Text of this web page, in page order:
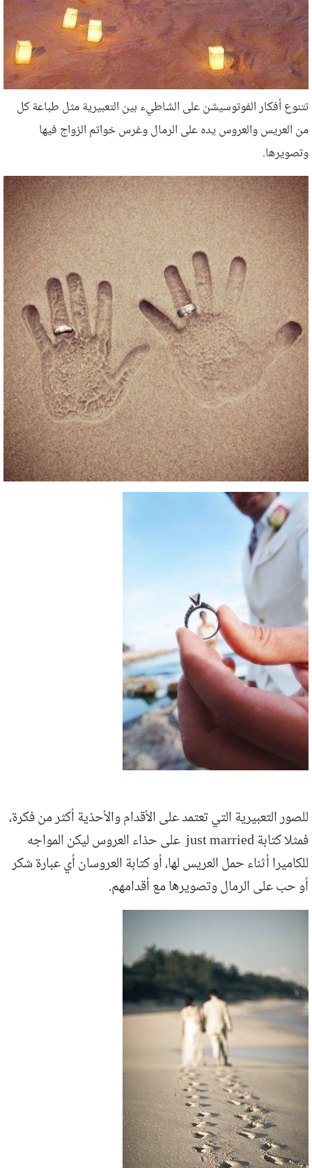
تتنوع أفكار الفوتوسيشن على الشاطيء بين التعبيرية مثل طباعة كل
من العريس والعروس يده على الرمال وغرس خواتم الزواج فيها
وتصويرها.
hands-500.jpg
للصور التعبيرية التي تعتمد على الأقدام والأحذية أكثر من فكرة،
فمثلا كتابة just married على حذاء العروس ليكن المواجه
للكاميرا أثناء حمل العريس لها، أو كتابة العروسان أي عبارة شكر
أو حب على الرمال وتصويرها مع أقدامهم.
footsteps-500.jpg